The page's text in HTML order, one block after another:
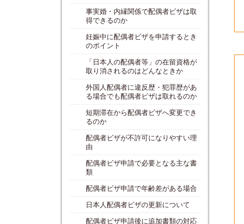
事実婚・内縁関係で配偶者ビザは取
得できるのか
妊娠中に配偶者ビザを申請するとき
のポイント
「日本人の配偶者等」の在留資格が
取り消されるのはどんなときか
外国人配偶者に違反歴・犯罪歴があ
る場合でも配偶者ビザは取れるのか
短期滞在から配偶者ビザへ変更でき
るのか
配偶者ビザが不許可になりやすい理
由
配偶者ビザ申請で必要となる主な書
類
配偶者ビザ申請で年齢差がある場合
日本人配偶者ビザの更新について
配偶者ビザ申請後に追加書類の対応